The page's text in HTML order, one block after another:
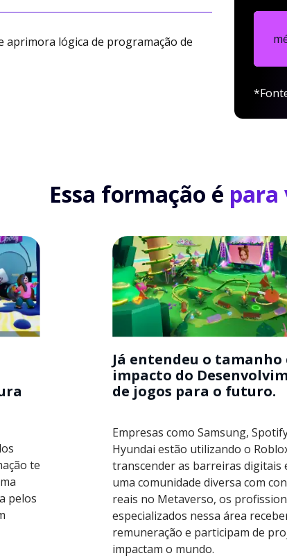
aprimora lógica de programação de
Essa formação é para
te
pelos
Já entendeu o tamanho
impacto do
de jogos para o futuro.
Empresas como Samsung,
Hyundai estão utilizando o
transcender as barreiras digitais
uma comunidade diversa com
reais no Metaverso, os
especializados nessa área
remuneração e participam de
impactam o mundo.